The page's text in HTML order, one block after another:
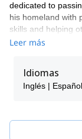
dedicated to
his homeland with
skills and helping
guides rock
& Ushuaia)—as
Leer más
Idiomas
Inglés |